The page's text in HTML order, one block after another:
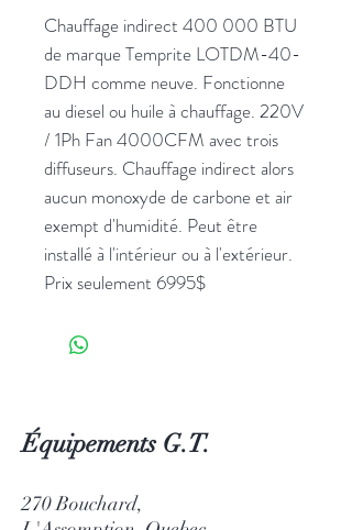
Chauffage indirect 400 000 BTU
de marque Temprite LOTDM-40-
DDH comme neuve. Fonctionne
au diesel ou huile à chauffage. 220V
/ 1Ph Fan 4000CFM avec trois
diffuseurs. Chauffage indirect alors
aucun monoxyde de carbone et air
exempt d'humidité. Peut être
installé à l'intérieur ou à l'extérieur.
Prix seulement 6995$
Équipements G.T.
270 Bouchard,